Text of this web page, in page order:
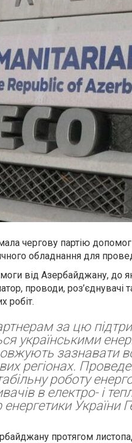
чергову партію
обладнання для
від Азербайджану, до
проводи,
робіт.
за цю
українськими
зазнавати
регіонах.
роботу
в електро- і
енергетики України
протягом